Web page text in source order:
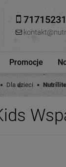
Promocje
Dla dzieci